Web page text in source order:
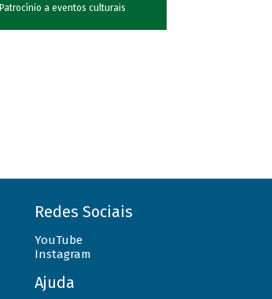
Patrocínio a eventos culturais
Redes Sociais
YouTube
Instagram
Ajuda